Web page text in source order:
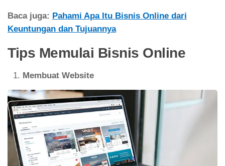
Baca juga: Pahami Apa Itu Bisnis Online dari
Keuntungan dan Tujuannya
Tips Memulai Bisnis Online
Membuat Website